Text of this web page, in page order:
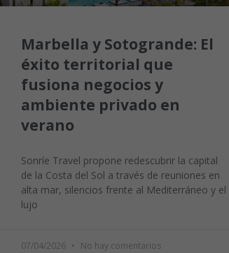
Marbella y Sotogrande: El
éxito territorial que
fusiona negocios y
ambiente privado en
verano
Sonríe Travel propone redescubrir la capital
de la Costa del Sol a través de reuniones en
alta mar, silencios frente al Mediterráneo y el
lujo
07/04/2026 No hay comentarios